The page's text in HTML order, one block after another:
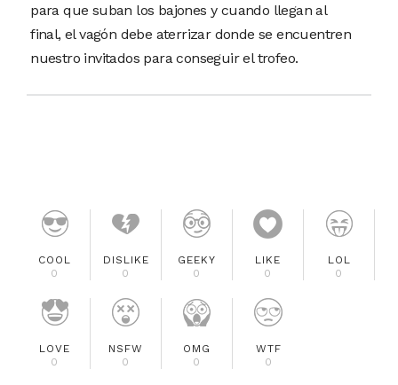
para que suban los bajones y cuando llegan al
final, el vagón debe aterrizar donde se encuentren
nuestro invitados para conseguir el trofeo.
COOL
0
DISLIKE
0
GEEKY
0
LIKE
0
LOL
0
LOVE
0
NSFW
0
OMG
0
WTF
0